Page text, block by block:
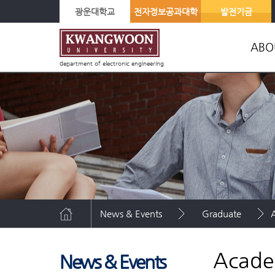
광운대학교 전자정보공과대학 발전기금
department of electronic engineering
News & Events Graduate
News & Events